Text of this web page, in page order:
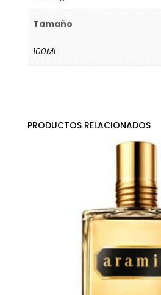
Tamaño
100ML
PRODUCTOS RELACIONADOS